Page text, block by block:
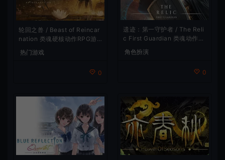
轮回之兽 / Beast of Reincar
nation 类魂硬核动作RPG游
热门游戏
0
遗迹：第一守护者 / The Reli
c First Guardian 类魂动作R
PG游戏
角色扮演
0